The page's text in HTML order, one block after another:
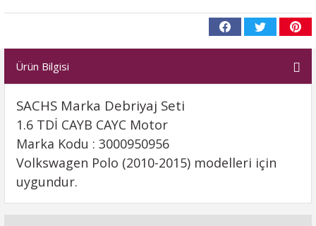
Ürün Bilgisi
SACHS Marka Debriyaj Seti
1.6 TDİ CAYB CAYC Motor
Marka Kodu : 3000950956
Volkswagen Polo (2010-2015) modelleri için
uygundur.